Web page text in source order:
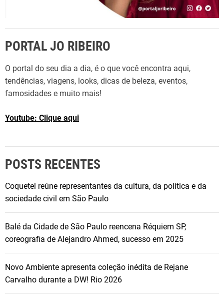
PORTAL JO RIBEIRO
O portal do seu dia a dia, é o que você encontra aqui,
tendências, viagens, looks, dicas de beleza, eventos,
famosidades e muito mais!
Youtube: Clique aqui
POSTS RECENTES
Coquetel reúne representantes da cultura, da política e da
sociedade civil em São Paulo
Balé da Cidade de São Paulo reencena Réquiem SP,
coreografia de Alejandro Ahmed, sucesso em 2025
Novo Ambiente apresenta coleção inédita de Rejane
Carvalho durante a DW! Rio 2026